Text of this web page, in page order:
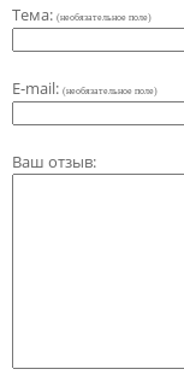
Тема: (необязательное поле)
E-mail: (необязательное поле)
Ваш отзыв: